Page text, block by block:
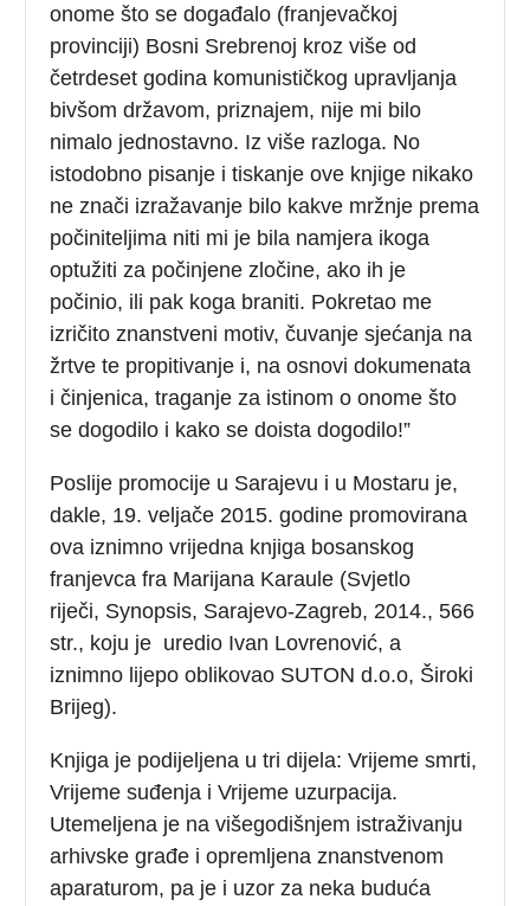
onome što se događalo (franjevačkoj
provinciji) Bosni Srebrenoj kroz više od
četrdeset godina komunističkog upravljanja
bivšom državom, priznajem, nije mi bilo
nimalo jednostavno. Iz više razloga. No
istodobno pisanje i tiskanje ove knjige nikako
ne znači izražavanje bilo kakve mržnje prema
počiniteljima niti mi je bila namjera ikoga
optužiti za počinjene zločine, ako ih je
počinio, ili pak koga braniti. Pokretao me
izričito znanstveni motiv, čuvanje sjećanja na
žrtve te propitivanje i, na osnovi dokumenata
i činjenica, traganje za istinom o onome što
se dogodilo i kako se doista dogodilo!”
Poslije promocije u Sarajevu i u Mostaru je,
dakle, 19. veljače 2015. godine promovirana
ova iznimno vrijedna knjiga bosanskog
franjevca fra Marijana Karaule (Svjetlo
riječi, Synopsis, Sarajevo-Zagreb, 2014., 566
str., koju je uredio Ivan Lovrenović, a
iznimno lijepo oblikovao SUTON d.o.o, Široki
Brijeg).
Knjiga je podijeljena u tri dijela: Vrijeme smrti,
Vrijeme suđenja i Vrijeme uzurpacija.
Utemeljena je na višegodišnjem istraživanju
arhivske građe i opremljena znanstvenom
aparaturom, pa je i uzor za neka buduća